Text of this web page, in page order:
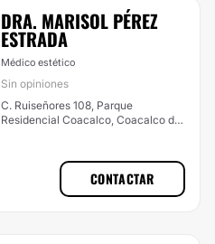
DRA. MARISOL PÉREZ
ESTRADA
Médico estético
Sin opiniones
C. Ruiseñores 108, Parque
Residencial Coacalco, Coacalco de
CONTACTAR